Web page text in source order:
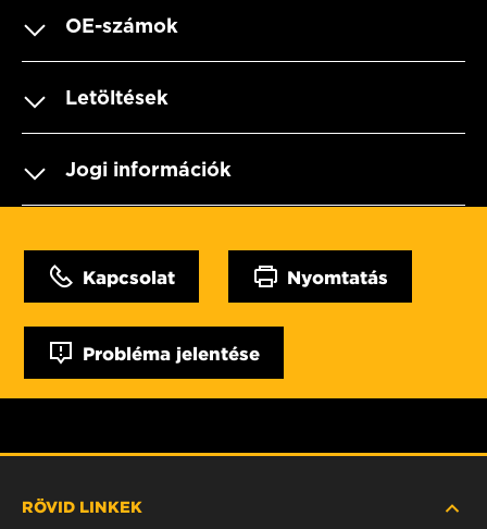
OE-számok
Letöltések
Jogi információk
Kapcsolat Nyomtatás
Probléma jelentése
RÖVID LINKEK